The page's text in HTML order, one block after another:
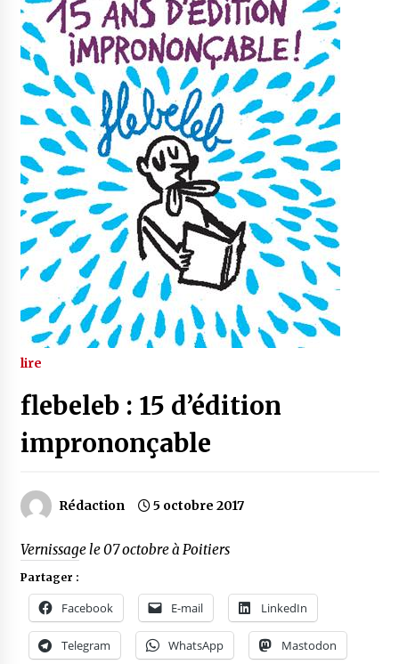
lire
flebeleb : 15 d’édition
imprononçable
Rédaction 5 octobre 2017
Vernissage le 07 octobre à Poitiers
Partager :
Facebook E-mail LinkedIn
Telegram WhatsApp Mastodon